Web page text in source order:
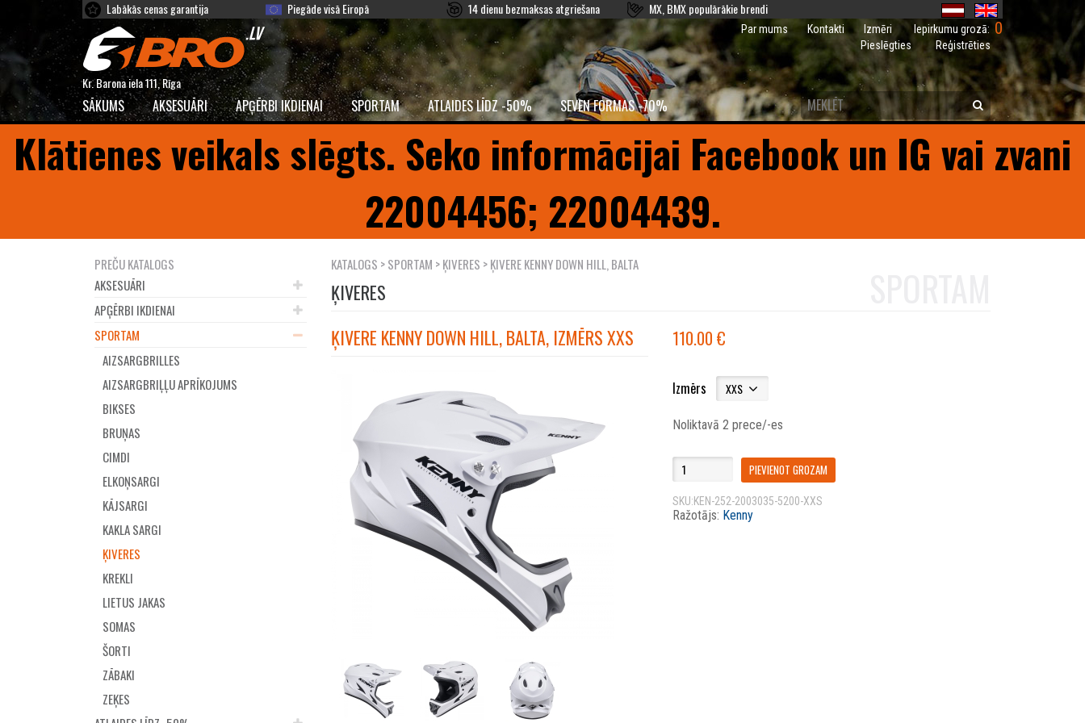
Labākās cenas garantija Piegāde visā Eiropā 14 dienu bezmaksas atgriešana MX, BMX populārākie brendi
Kr. Barona iela 111, Rīga
Iepirkumu grozā: 0
Par mums Kontakti
Izmēri
Pieslēgties
Reģistrēties
SĀKUMS AKSESUĀRI APĢĒRBI IKDIENAI SPORTAM ATLAIDES LĪDZ -50% SEVEN FORMAS -70%
Klātienes veikals slēgts. Seko informācijai Facebook un IG vai zvani
22004456; 22004439.
PREČU KATALOGS
AKSESUĀRI
APĢĒRBI IKDIENAI
SPORTAM
AIZSARGBRILLES
AIZSARGBRIĻĻU APRĪKOJUMS
BIKSES
BRUŅAS
CIMDI
ELKOŅSARGI
KĀJSARGI
KAKLA SARGI
ĶIVERES
KREKLI
LIETUS JAKAS
SOMAS
ŠORTI
ZĀBAKI
ZEĶES
KATALOGS >SPORTAM >ĶIVERES > ĶIVERE KENNY DOWN HILL, BALTA
ĶIVERES
ĶIVERE KENNY DOWN HILL, BALTA, IZMĒRS XXS 110.00
Izmērs
Noliktavā 2 prece/-es
PIEVIENOT GROZAM
SKU:KEN-252-2003035-5200-XXS
Ražotājs: Kenny